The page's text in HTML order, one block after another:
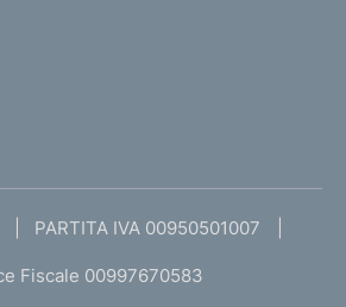
PARTITA IVA 00950501007
Fiscale 00997670583